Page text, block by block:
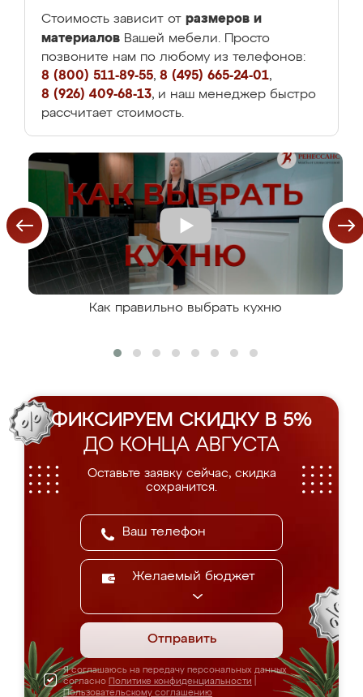
Стоимость зависит от размеров и
материалов Вашей мебели. Просто
позвоните нам по любому из телефонов:
8 (800) 511-89-55, 8 (495) 665-24-01,
8 (926) 409-68-13, и наш менеджер быстро
рассчитает стоимость.
Как правильно выбрать кухню
ФИКСИРУЕМ СКИДКУ В 5%
ДО КОНЦА АВГУСТА
Оставьте заявку сейчас, скидка
сохранится.
Желаемый бюджет
Отправить
Я соглашаюсь на передачу персональных данных
согласно Политике конфиденциальности
Пользовательскому соглашению